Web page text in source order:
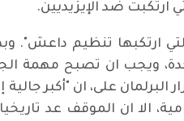
ارتكبت ضد الإيزيديين.
ارتكبها تنظيم داعش".
ويجب ان تصبح مهمة
البرلمان على، ان "أكبر
الا ان الموقف عد